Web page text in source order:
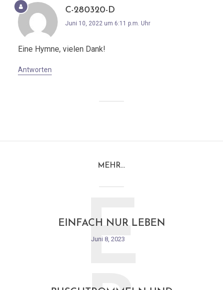
C-280320-D
Juni 10, 2022 um 6:11 p.m. Uhr
Eine Hymne, vielen Dank!
Antworten
MEHR…
EINFACH NUR LEBEN
Juni 8, 2023
E